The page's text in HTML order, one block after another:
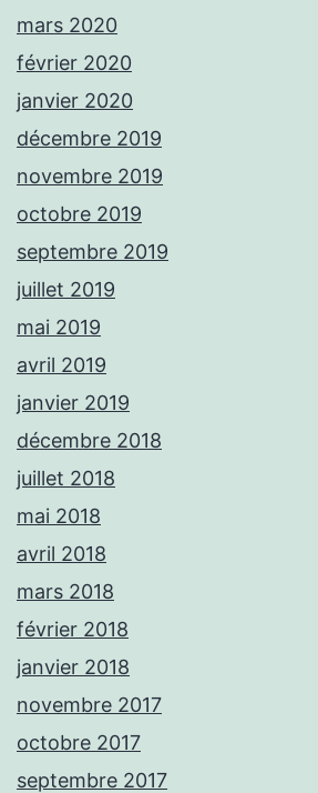
mars 2020
février 2020
janvier 2020
décembre 2019
novembre 2019
octobre 2019
septembre 2019
juillet 2019
mai 2019
avril 2019
janvier 2019
décembre 2018
juillet 2018
mai 2018
avril 2018
mars 2018
février 2018
janvier 2018
novembre 2017
octobre 2017
septembre 2017